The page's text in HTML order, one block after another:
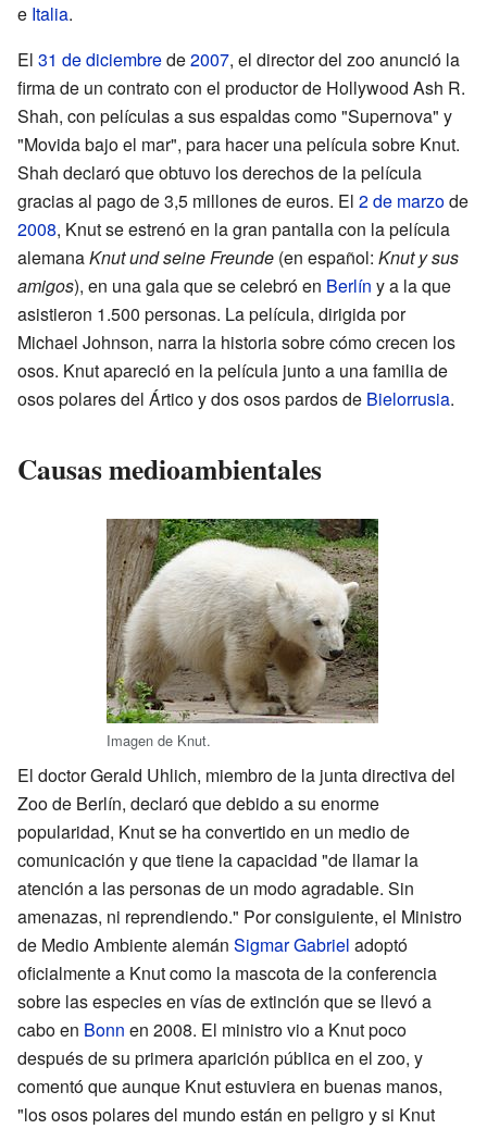
e Italia.
El 31 de diciembrede2007, el director del zoo anunció la
firma de un contrato con el productor de Hollywood Ash R.
Shah, con películas a sus espaldas como "Supernova" y
"Movida bajo el mar", para hacer una película sobre Knut.
Shah declaró que obtuvo los derechos de la película
gracias al pago de 3,5 millones de euros. El 2 de marzode
2008, Knut se estrenó en la gran pantalla con la película
alemanaKnut und seine Freunde (en español: Knut y sus
amigos), en una gala que se celebró en Berlín y a la que
asistieron 1.500 personas. La película, dirigida por
Michael Johnson, narra la historia sobre cómo crecen los
osos. Knut apareció en la película junto a una familia de
osos polares del Ártico y dos osos pardos de Bielorrusia.
Causas medioambientales
Imagen de Knut.
El doctor Gerald Uhlich, miembro de la junta directiva del
Zoo de Berlín, declaró que debido a su enorme
popularidad, Knut se ha convertido en un medio de
comunicación y que tiene la capacidad "de llamar la
atención a las personas de un modo agradable. Sin
amenazas, ni reprendiendo." Por consiguiente, el Ministro
de Medio Ambiente alemán Sigmar Gabriel adoptó
oficialmente a Knut como la mascota de la conferencia
sobre las especies en vías de extinción que se llevó a
cabo en Bonn en 2008. El ministro vio a Knut poco
después de su primera aparición pública en el zoo, y
comentó que aunque Knut estuviera en buenas manos,
"los osos polares del mundo están en peligro y si Knut